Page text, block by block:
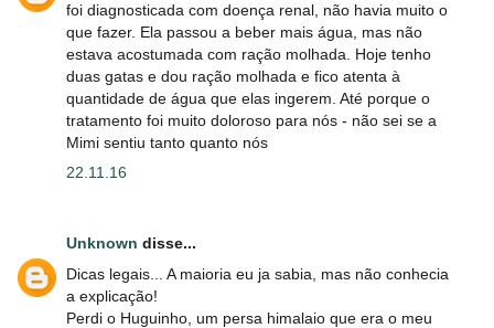
foi diagnosticada com doença renal, não havia muito o
que fazer. Ela passou a beber mais água, mas não
estava acostumada com ração molhada. Hoje tenho
duas gatas e dou ração molhada e fico atenta à
quantidade de água que elas ingerem. Até porque o
tratamento foi muito doloroso para nós - não sei se a
Mimi sentiu tanto quanto nós
22.11.16
Unknown disse...
Dicas legais... A maioria eu ja sabia, mas não conhecia
a explicação!
Perdi o Huguinho, um persa himalaio que era o meu